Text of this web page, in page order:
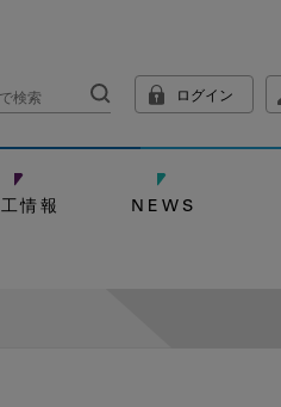
ログイン
情報 NEWS